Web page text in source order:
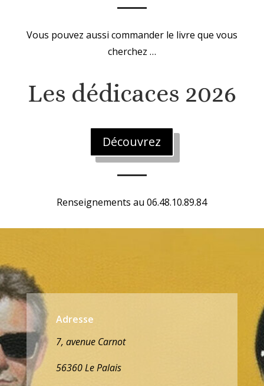
Vous pouvez aussi commander le livre que vous
cherchez …
Les dédicaces 2026
Découvrez
Renseignements au 06.48.10.89.84
Adresse
7, avenue Carnot
56360 Le Palais